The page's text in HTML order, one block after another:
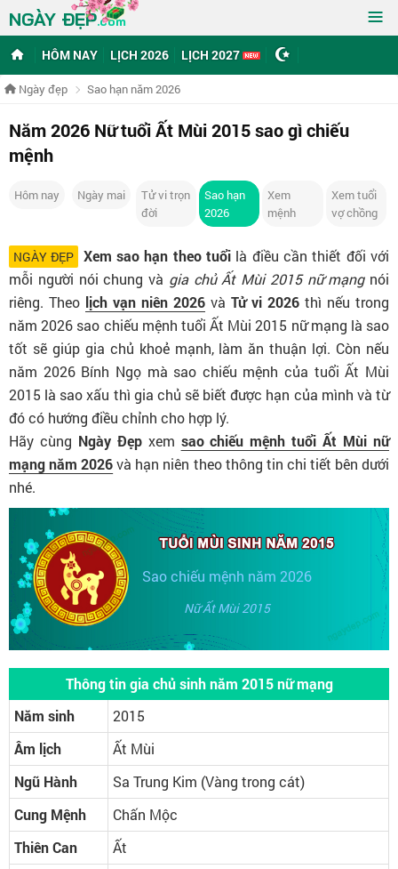
NGÀY ĐẸP.com ≡
HÔM NAY LỊCH 2026 LỊCH 2027
Ngày đẹp Sao hạn năm 2026
Năm 2026 Nữ tuổi Ất Mùi 2015 sao gì chiếu
mệnh
Hôm nay Ngày mai
Tử vi trọn
đời
Sao hạn
2026
Xem
mệnh
Xem tuổi
vợ chồng
NGÀY ĐẸP Xem sao hạn theo tuổi là điều cần thiết đối với
mỗi người nói chung và gia chủ Ất Mùi 2015 nữ mạngnói
riêng. Theo lịch vạn niên 2026 và Tử vi 2026 thì nếu trong
năm 2026 sao chiếu mệnh tuổi Ất Mùi 2015 nữ mạng là sao
tốt sẽ giúp gia chủ khoẻ mạnh, làm ăn thuận lợi. Còn nếu
năm 2026 Bính Ngọ mà sao chiếu mệnh của tuổi Ất Mùi
2015 là sao xấu thì gia chủ sẽ biết được hạn của mình và từ
đó có hướng điều chỉnh cho hợp lý.
Hãy cùng Ngày Đẹpxem sao chiếu mệnh tuổi Ất Mùi nữ
mạng năm 2026và hạn niên theo thông tin chi tiết bên dưới
nhé.
Sao chiếu mệnh năm 2026
Nữ Ất Mùi 2015
Thông tin gia chủ sinh năm 2015 nữ mạng
Năm sinh
2015
Âm lịch
Ất Mùi
Ngũ Hành
Sa Trung Kim (Vàng trong cát)
Cung Mệnh
Chấn Mộc
Thiên Can
Ất